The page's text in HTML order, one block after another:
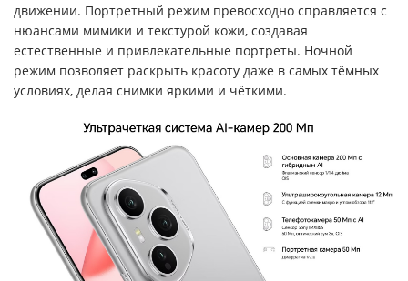
движении. Портретный режим превосходно справляется с
нюансами мимики и текстурой кожи, создавая
естественные и привлекательные портреты. Ночной
режим позволяет раскрыть красоту даже в самых тёмных
условиях, делая снимки яркими и чёткими.